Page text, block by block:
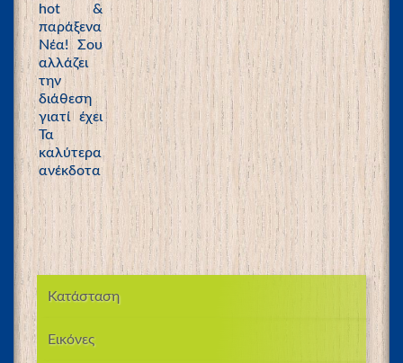
hot &
παράξενα
Νέα! Σου
αλλάζει
την
διάθεση
γιατί έχει
Τα
καλύτερα
ανέκδοτα
Κατάσταση
Εικόνες